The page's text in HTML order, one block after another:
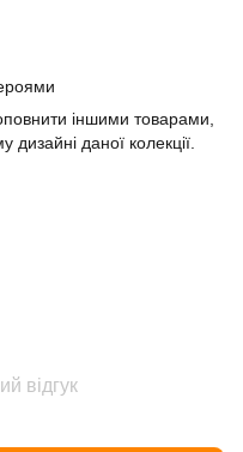
іншими товарами,
даної колекції.
відгук